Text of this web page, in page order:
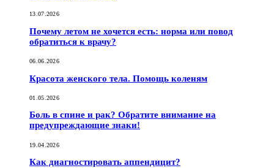
13.07.2026
Почему летом не хочется есть: норма или повод
обратиться к врачу?
06.06.2026
Красота женского тела. Помощь коленям
01.05.2026
Боль в спине и рак? Обратите внимание на
предупреждающие знаки!
19.04.2026
Как диагностировать аппендицит?